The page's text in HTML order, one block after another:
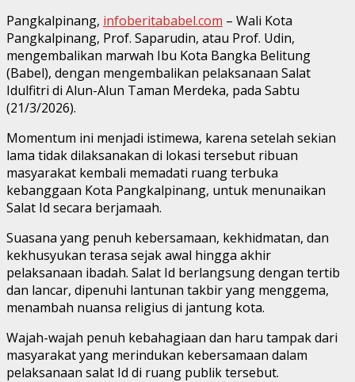
Pangkalpinang, infoberitababel.com – Wali Kota
Pangkalpinang, Prof. Saparudin, atau Prof. Udin,
mengembalikan marwah Ibu Kota Bangka Belitung
(Babel), dengan mengembalikan pelaksanaan Salat
Idulfitri di Alun-Alun Taman Merdeka, pada Sabtu
(21/3/2026).
Momentum ini menjadi istimewa, karena setelah sekian
lama tidak dilaksanakan di lokasi tersebut ribuan
masyarakat kembali memadati ruang terbuka
kebanggaan Kota Pangkalpinang, untuk menunaikan
Salat Id secara berjamaah.
Suasana yang penuh kebersamaan, kekhidmatan, dan
kekhusyukan terasa sejak awal hingga akhir
pelaksanaan ibadah. Salat Id berlangsung dengan tertib
dan lancar, dipenuhi lantunan takbir yang menggema,
menambah nuansa religius di jantung kota.
Wajah-wajah penuh kebahagiaan dan haru tampak dari
masyarakat yang merindukan kebersamaan dalam
pelaksanaan salat Id di ruang publik tersebut.